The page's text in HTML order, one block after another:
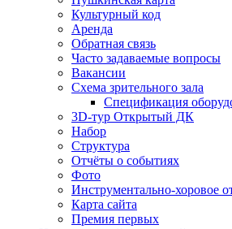
Культурный код
Аренда
Обратная связь
Часто задаваемые вопросы
Вакансии
Схема зрительного зала
Спецификация
3D-тур Открытый ДК
Набор
Структура
Отчёты о событиях
Фото
Инструментально-хоровое
Карта сайта
Премия первых